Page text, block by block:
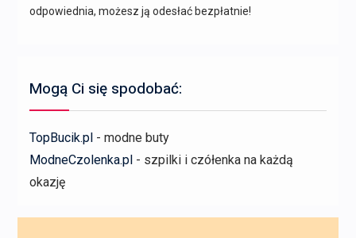
odpowiednia, możesz ją odesłać bezpłatnie!
Mogą Ci się spodobać:
TopBucik.pl - modne buty
ModneCzolenka.pl - szpilki i czółenka na każdą
okazję